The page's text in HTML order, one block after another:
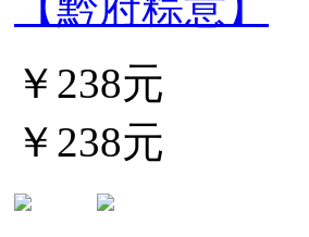
￥238元
￥238元